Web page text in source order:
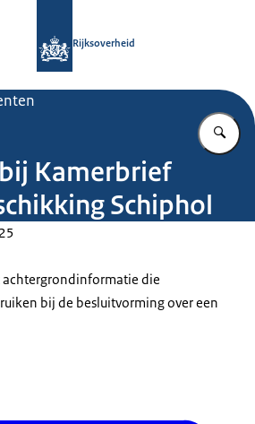
Rijksoverheid
Kamerbrief
Schiphol
achtergrondinformatie die
bij de besluitvorming over een